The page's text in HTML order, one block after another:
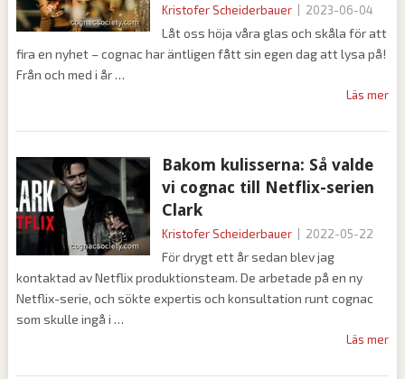
Kristofer Scheiderbauer | 2023-06-04
Låt oss höja våra glas och skåla för att
fira en nyhet – cognac har äntligen fått sin egen dag att lysa på!
Från och med i år
Läs mer
Bakom kulisserna: Så valde
vi cognac till Netflix-serien
Clark
Kristofer Scheiderbauer | 2022-05-22
För drygt ett år sedan blev jag
kontaktad av Netflix produktionsteam. De arbetade på en ny
Netflix-serie, och sökte expertis och konsultation runt cognac
som skulle ingå i
Läs mer